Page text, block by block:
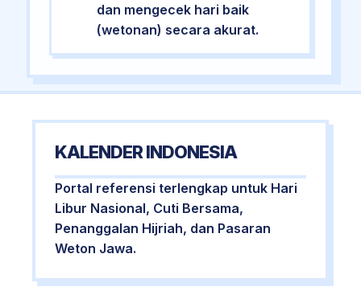
dan mengecek hari baik
(wetonan) secara akurat.
KALENDER INDONESIA
Portal referensi terlengkap untuk Hari
Libur Nasional, Cuti Bersama,
Penanggalan Hijriah, dan Pasaran
Weton Jawa.